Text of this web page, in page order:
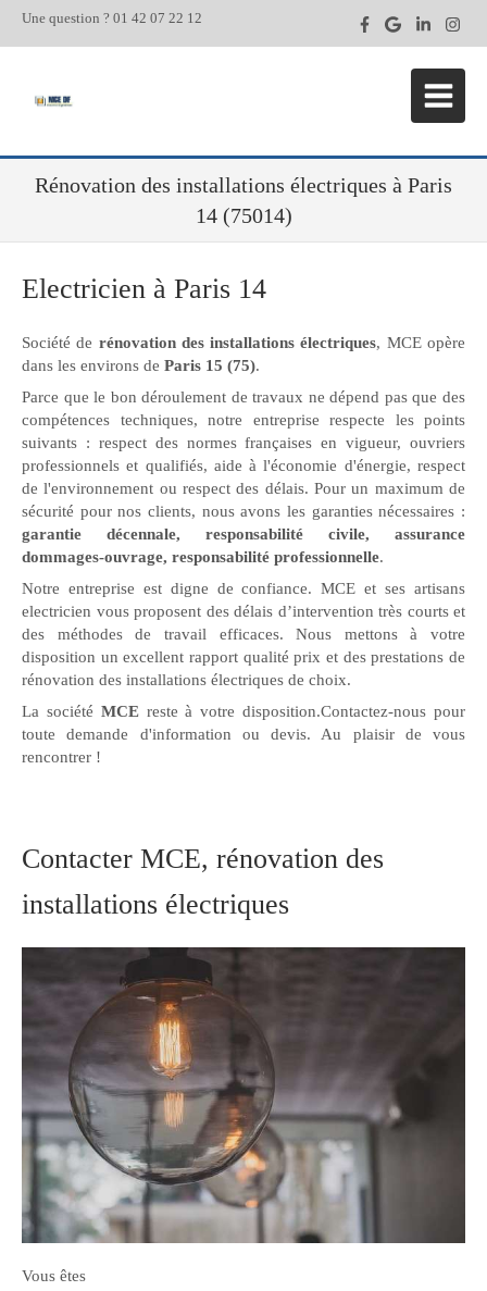
Une question ? 01 42 07 22 12
Rénovation des installations électriques à Paris
14 (75014)
Electricien à Paris 14
Société de rénovation des installations électriques, MCE opère
dans les environs de Paris 15 (75).
Parce que le bon déroulement de travaux ne dépend pas que des
compétences techniques, notre entreprise respecte les points
suivants : respect des normes françaises en vigueur, ouvriers
professionnels et qualifiés, aide à l'économie d'énergie, respect
de l'environnement ou respect des délais. Pour un maximum de
sécurité pour nos clients, nous avons les garanties nécessaires :
garantie décennale, responsabilité civile, assurance
dommages-ouvrage, responsabilité professionnelle.
Notre entreprise est digne de confiance. MCE et ses artisans
electricien vous proposent des délais d’intervention très courts et
des méthodes de travail efficaces. Nous mettons à votre
disposition un excellent rapport qualité prix et des prestations de
rénovation des installations électriques de choix.
La société MCEreste à votre disposition.Contactez-nous pour
toute demande d'information ou devis. Au plaisir de vous
rencontrer !
Contacter MCE, rénovation des
installations électriques
Vous êtes